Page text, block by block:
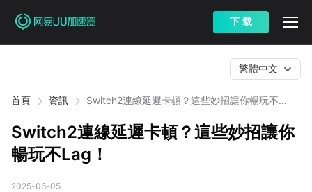
下 载
首頁 資訊
Switch2連線延遲卡頓？這些妙招讓你暢玩不
繁體中文
Switch2連線延遲卡頓？這些妙招讓你
暢玩不Lag！
2025-06-05